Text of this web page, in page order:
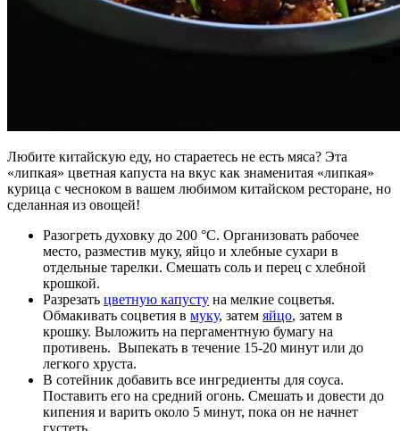
Любите китайскую еду, но стараетесь не есть мяса? Эта
«липкая» цветная капуста на вкус как знаменитая «липкая»
курица с чесноком в вашем любимом китайском ресторане, но
сделанная из овощей!
Разогреть духовку до 200 °C. Организовать рабочее
место, разместив муку, яйцо и хлебные сухари в
отдельные тарелки. Смешать соль и перец с хлебной
крошкой.
Разрезать цветную капусту на мелкие соцветья.
Обмакивать соцветия в муку, затем яйцо, затем в
крошку. Выложить на пергаментную бумагу на
противень. Выпекать в течение 15-20 минут или до
легкого хруста.
В сотейник добавить все ингредиенты для соуса.
Поставить его на средний огонь. Смешать и довести до
кипения и варить около 5 минут, пока он не начнет